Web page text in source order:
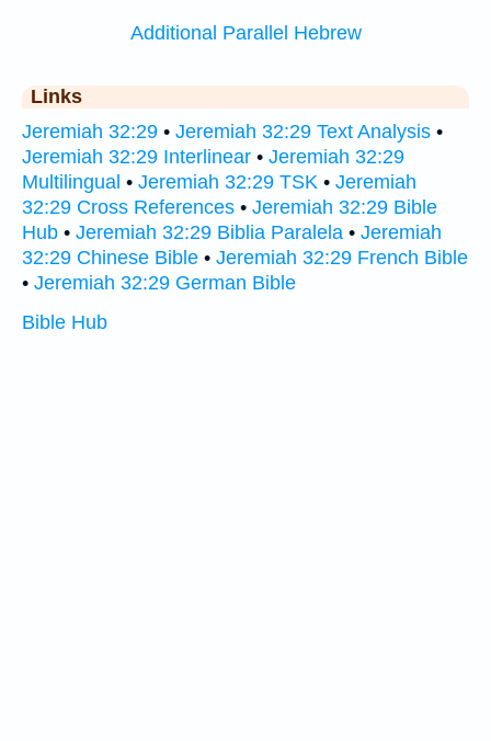
Additional Parallel Hebrew
Links
Jeremiah 32:29 • Jeremiah 32:29 Text Analysis •
Jeremiah 32:29 Interlinear • Jeremiah 32:29
Multilingual • Jeremiah 32:29 TSK • Jeremiah
32:29 Cross References • Jeremiah 32:29 Bible
Hub • Jeremiah 32:29 Biblia Paralela • Jeremiah
32:29 Chinese Bible • Jeremiah 32:29 French Bible
• Jeremiah 32:29 German Bible
Bible Hub